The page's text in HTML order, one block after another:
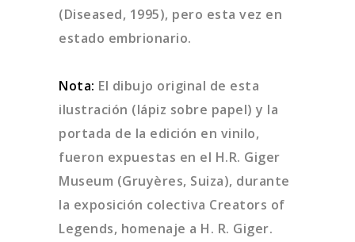
(Diseased, 1995), pero esta vez en
estado embrionario.
Nota: El dibujo original de esta
ilustración (lápiz sobre papel) y la
portada de la edición en vinilo,
fueron expuestas en el H.R. Giger
Museum (Gruyères, Suiza), durante
la exposición colectiva Creators of
Legends, homenaje a H. R. Giger.